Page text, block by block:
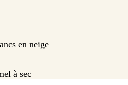
en neige
à sec